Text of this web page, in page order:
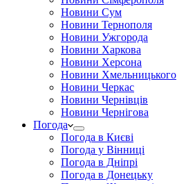
Новини Сум
Новини Тернополя
Новини Ужгорода
Новини Харкова
Новини Херсона
Новини Хмельницького
Новини Черкас
Новини Чернівців
Новини Чернігова
Погода
Погода в Києві
Погода у Вінниці
Погода в Дніпрі
Погода в Донецьку